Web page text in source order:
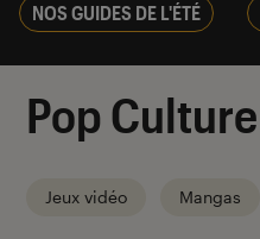
NOS GUIDES DE L'ÉTÉ
Pop Culture
Jeux vidéo Mangas